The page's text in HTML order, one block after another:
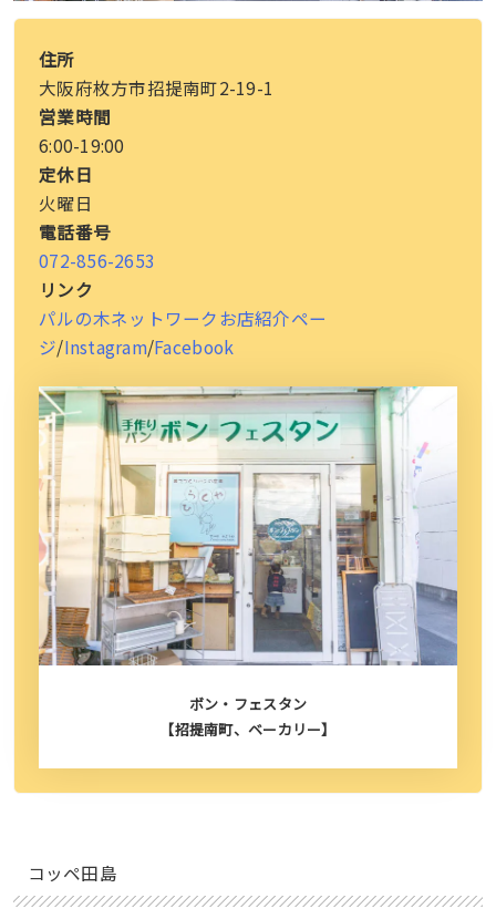
住所
大阪府枚方市招提南町2-19-1
営業時間
6:00-19:00
定休日
火曜日
電話番号
072-856-2653
リンク
パルの木ネットワークお店紹介ペー
ジ/Instagram/Facebook
ボン・フェスタン
【招提南町、ベーカリー】
コッペ田島